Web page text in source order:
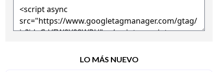
LO MÁS NUEVO